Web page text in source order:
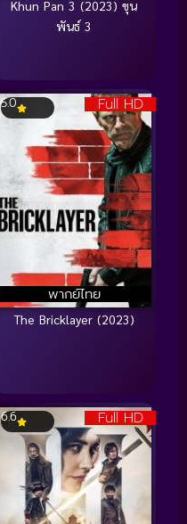
Khun Pan 3 (2023) ขุน
พันธ์ 3
Full HD
พากย์ไทย
5.0
The Bricklayer (2023)
Full HD
6.6